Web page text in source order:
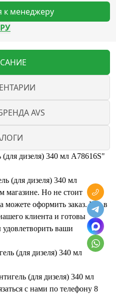
к менеджеру
AVS
дизеля) 340 мл A78616S"
(для дизеля) 340 мл
магазине. Но не стоит
можете оформить заказ. Мы в
клиента и готовы
удовлетворить ваши
(для дизеля) 340 мл
(для дизеля) 340 мл
с нами по телефону 8